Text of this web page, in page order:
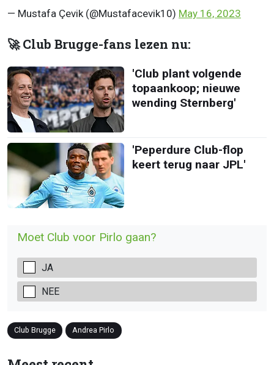
— Mustafa Çevik (@Mustafacevik10) May 16, 2023
🚀 Club Brugge-fans lezen nu:
'Club plant volgende
topaankoop; nieuwe
wending Sternberg'
'Peperdure Club-flop
keert terug naar JPL'
Moet Club voor Pirlo gaan?
JA
NEE
Club Brugge Andrea Pirlo